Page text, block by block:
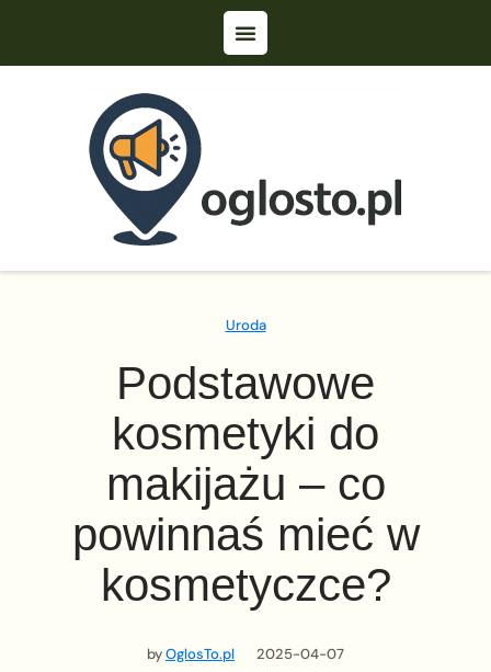
Uroda
Podstawowe
kosmetyki do
makijażu – co
powinnaś mieć w
kosmetyczce?
byOglosTo.pl 2025-04-07